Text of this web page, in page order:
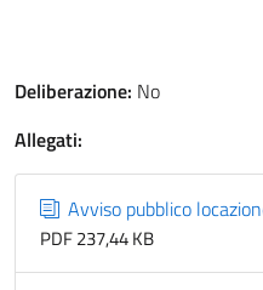
Deliberazione: No
Allegati:
Avviso pubblico
PDF 237,44 KB